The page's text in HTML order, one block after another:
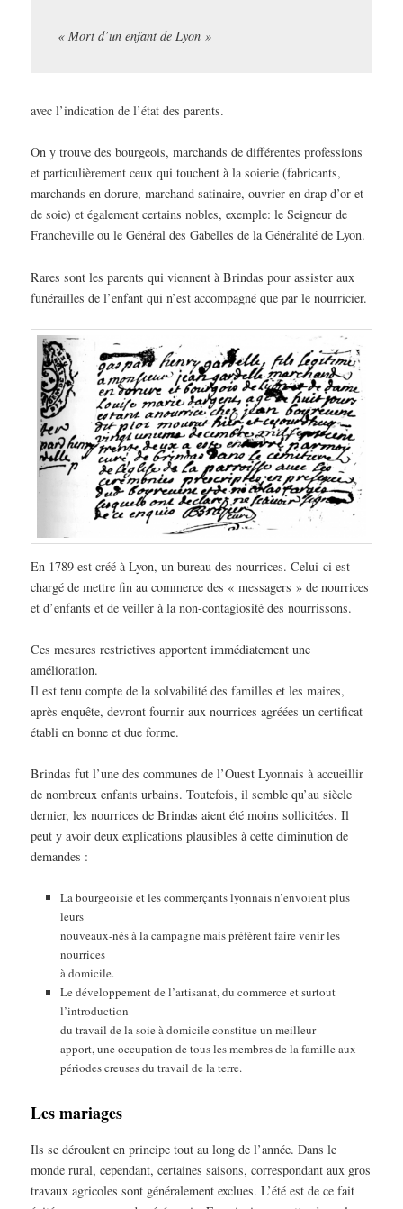
« Mort d’un enfant de Lyon »
avec l’indication de l’état des parents.
On y trouve des bourgeois, marchands de différentes professions
et particulièrement ceux qui touchent à la soierie (fabricants,
marchands en dorure, marchand satinaire, ouvrier en drap d’or et
de soie) et également certains nobles, exemple: le Seigneur de
Francheville ou le Général des Gabelles de la Généralité de Lyon.
Rares sont les parents qui viennent à Brindas pour assister aux
funérailles de l’enfant qui n’est accompagné que par le nourricier.
En 1789 est créé à Lyon, un bureau des nourrices. Celui-ci est
chargé de mettre fin au commerce des « messagers » de nourrices
et d’enfants et de veiller à la non-contagiosité des nourrissons.
Ces mesures restrictives apportent immédiatement une
amélioration.
Il est tenu compte de la solvabilité des familles et les maires,
après enquête, devront fournir aux nourrices agréées un certificat
établi en bonne et due forme.
Brindas fut l’une des communes de l’Ouest Lyonnais à accueillir
de nombreux enfants urbains. Toutefois, il semble qu’au siècle
dernier, les nourrices de Brindas aient été moins sollicitées. Il
peut y avoir deux explications plausibles à cette diminution de
demandes :
La bourgeoisie et les commerçants lyonnais n’envoient plus
leurs
nouveaux-nés à la campagne mais préfèrent faire venir les
nourrices
à domicile.
Le développement de l’artisanat, du commerce et surtout
l’introduction
du travail de la soie à domicile constitue un meilleur
apport, une occupation de tous les membres de la famille aux
périodes creuses du travail de la terre.
Les mariages
Ils se déroulent en principe tout au long de l’année. Dans le
monde rural, cependant, certaines saisons, correspondant aux gros
travaux agricoles sont généralement exclues. L’été est de ce fait